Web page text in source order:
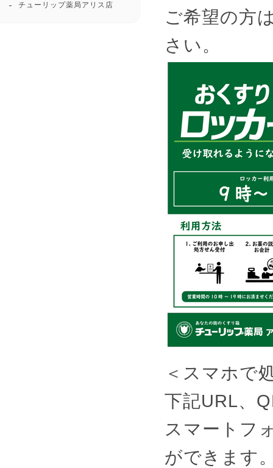
ご希望の方
さい。
＜スマホで
下記URL、
スマートフ
ができます
チューリップ薬局アリス店